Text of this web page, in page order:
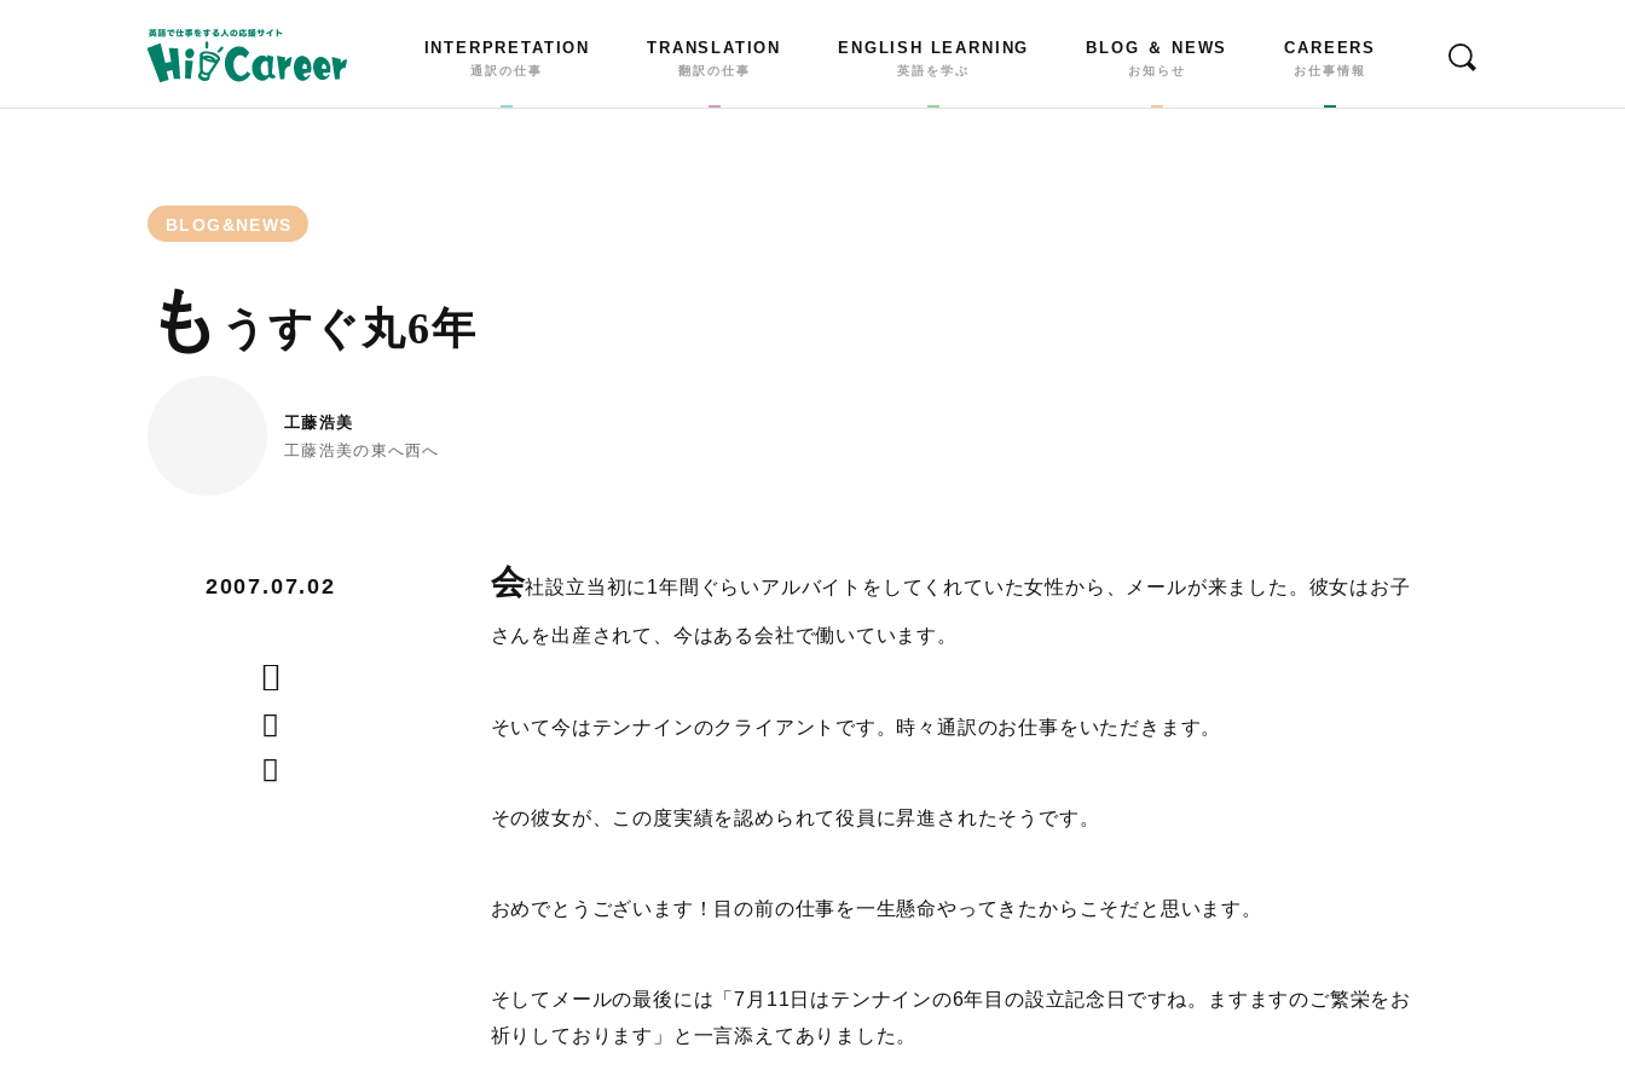
INTERPRETATION
通訳の仕事
TRANSLATION
翻訳の仕事
ENGLISH LEARNING
英語を学ぶ
BLOG ＆ NEWS
お知らせ
CAREERS
お仕事情報
BLOG&NEWS
も うすぐ丸6年
工藤浩美
工藤浩美の東へ西へ
2007.07.02 会社設立当初に1年間ぐらいアルバイトをしてくれていた女性から、メールが来ました。彼女はお子
さんを出産されて、今はある会社で働いています。
そいて今はテンナインのクライアントです。時々通訳のお仕事をいただきます。
その彼女が、この度実績を認められて役員に昇進されたそうです。
おめでとうございます！目の前の仕事を一生懸命やってきたからこそだと思います。
そしてメールの最後には「7月11日はテンナインの6年目の設立記念日ですね。ますますのご繁栄をお
祈りしております」と一言添えてありました。